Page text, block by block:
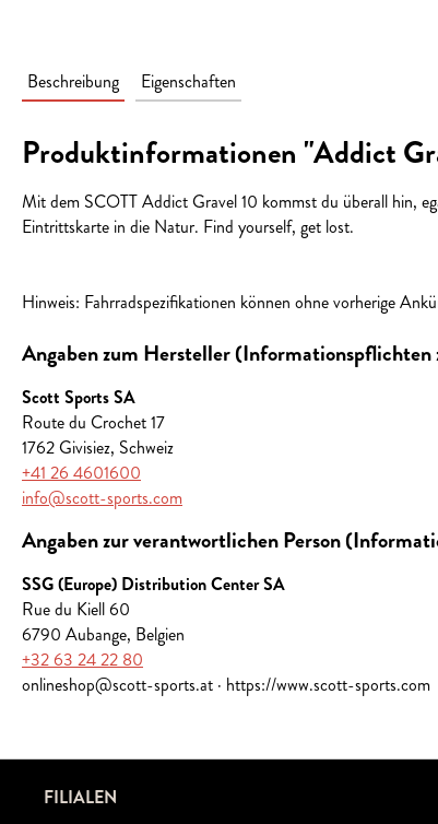
Beschreibung Eigenschaften
Produktinformationen "Addict
Mit dem SCOTT Addict Gravel 10 kommst du überall hin,
Eintrittskarte in die Natur. Find yourself, get lost.
Hinweis: Fahrradspezifikationen können ohne vorherige
Angaben zum Hersteller
Scott Sports SA
Route du Crochet 17
1762 Givisiez, Schweiz
+41 26 4601600
info@scott-sports.com
Angaben zur verantwortlichen Person
SSG (Europe) Distribution Center SA
Rue du Kiell 60
6790 Aubange, Belgien
+32 63 24 22 80
onlineshop@scott-sports.at · https://www.scott-sports.com
FILIALEN